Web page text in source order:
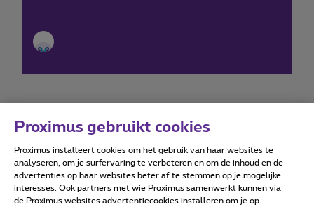
Forumvoorwaarden Accessibility statement
Proximus gebruikt cookies
Proximus installeert cookies om het gebruik van haar websites te
analyseren, om je surfervaring te verbeteren en om de inhoud en de
advertenties op haar websites beter af te stemmen op je mogelijke
interesses. Ook partners met wie Proximus samenwerkt kunnen via
de Proximus websites advertentiecookies installeren om je op